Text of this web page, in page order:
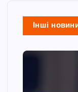
Інші